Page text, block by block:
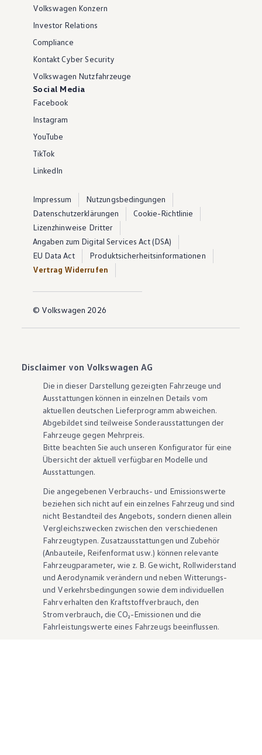
Volkswagen Konzern
Investor Relations
Compliance
Kontakt Cyber Security
Volkswagen Nutzfahrzeuge
Social Media
Facebook
Instagram
YouTube
TikTok
LinkedIn
Impressum
Nutzungsbedingungen
Datenschutzerklärungen
Cookie-Richtlinie
Lizenzhinweise Dritter
Angaben zum Digital Services Act (DSA)
EU Data Act
Produktsicherheitsinformationen
Vertrag Widerrufen
© Volkswagen 2026
Disclaimer von Volkswagen AG
Die in dieser Darstellung gezeigten Fahrzeuge und
Ausstattungen können in einzelnen Details vom
aktuellen deutschen Lieferprogramm abweichen.
Abgebildet sind teilweise Sonderausstattungen der
Fahrzeuge gegen Mehrpreis.
Bitte beachten Sie auch unseren Konfigurator für eine
Übersicht der aktuell verfügbaren Modelle und
Ausstattungen.
Die angegebenen Verbrauchs- und Emissionswerte
beziehen sich nicht auf ein einzelnes Fahrzeug und sind
nicht Bestandteil des Angebots, sondern dienen allein
Vergleichszwecken zwischen den verschiedenen
Fahrzeugtypen. Zusatzausstattungen und Zubehör
(Anbauteile, Reifenformat usw.) können relevante
Fahrzeugparameter, wie z. B. Gewicht, Rollwiderstand
und Aerodynamik verändern und neben Witterungs-
und Verkehrsbedingungen sowie dem individuellen
Fahrverhalten den Kraftstoffverbrauch, den
Stromverbrauch, die CO₂-Emissionen und die
Fahrleistungswerte eines Fahrzeugs beeinflussen.